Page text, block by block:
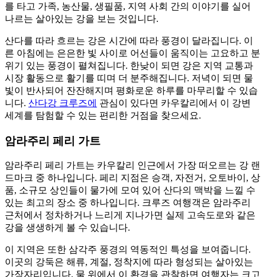
를 타고 가족, 농산물, 생필품, 지역 사회 간의 이야기를 실어
나르는 살아있는 강을 보는 것입니다.
산다를 따라 흐르는 강은 시간에 따라 풍경이 달라집니다. 이
른 아침에는 은은한 빛 사이로 어선들이 움직이는 고요하고 분
위기 있는 풍경이 펼쳐집니다. 한낮이 되면 강은 지역 교통과
시장 활동으로 활기를 띠며 더 분주해집니다. 저녁이 되면 물
빛이 반사되어 잔잔해지며 평화로운 하루를 마무리할 수 있습
니다. 산다강 크루즈에 관심이 있다면 카우칼리에서 이 강변
세계를 탐험할 수 있는 편리한 거점을 찾으세요.
암라주리 페리 가트
암라주리 페리 가트는 카우칼리 인근에서 가장 떠오르는 강 랜
드마크 중 하나입니다. 페리 지점은 승객, 자전거, 오토바이, 상
품, 소규모 상인들이 물가에 모여 있어 산다의 맥박을 느낄 수
있는 최고의 장소 중 하나입니다. 크루즈 여행객은 암라주리
근처에서 정차하거나 느리게 지나가면 실제 고속도로와 같은
강을 생생하게 볼 수 있습니다.
이 지역은 또한 삼각주 풍경의 역동적인 특성을 보여줍니다.
이곳의 강둑은 해류, 계절, 정착지에 따라 형성되는 살아있는
가장자리입니다. 물 위에서 이 환경을 관찰하면 여행자는 크고